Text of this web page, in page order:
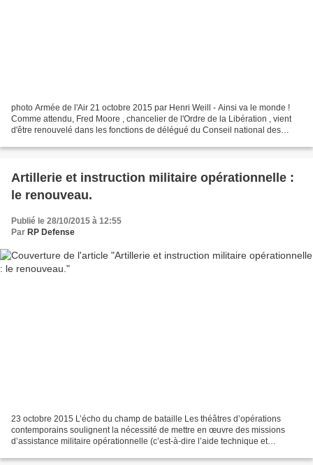
photo Armée de l'Air 21 octobre 2015 par Henri Weill - Ainsi va le monde !
Comme attendu, Fred Moore , chancelier de l'Ordre de la Libération , vient
d'être renouvelé dans les fonctions de délégué du Conseil national des
Artillerie et instruction militaire opérationnelle :
le renouveau.
Publié le 28/10/2015 à 12:55
Par RP Defense
23 octobre 2015 L’écho du champ de bataille Les théâtres d’opérations
contemporains soulignent la nécessité de mettre en œuvre des missions
d’assistance militaire opérationnelle (c’est-à-dire l’aide technique et